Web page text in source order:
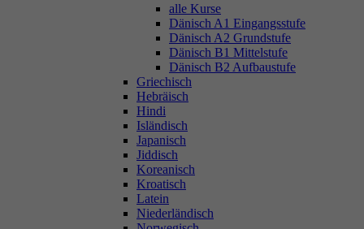
alle Kurse
Dänisch A1 Eingangsstufe
Dänisch A2 Grundstufe
Dänisch B1 Mittelstufe
Dänisch B2 Aufbaustufe
Griechisch
Hebräisch
Hindi
Isländisch
Japanisch
Jiddisch
Koreanisch
Kroatisch
Latein
Niederländisch